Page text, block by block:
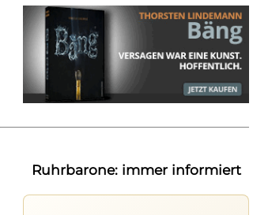
Ruhrbarone: immer informiert